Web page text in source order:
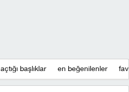
açtığı başlıklar en beğenilenler